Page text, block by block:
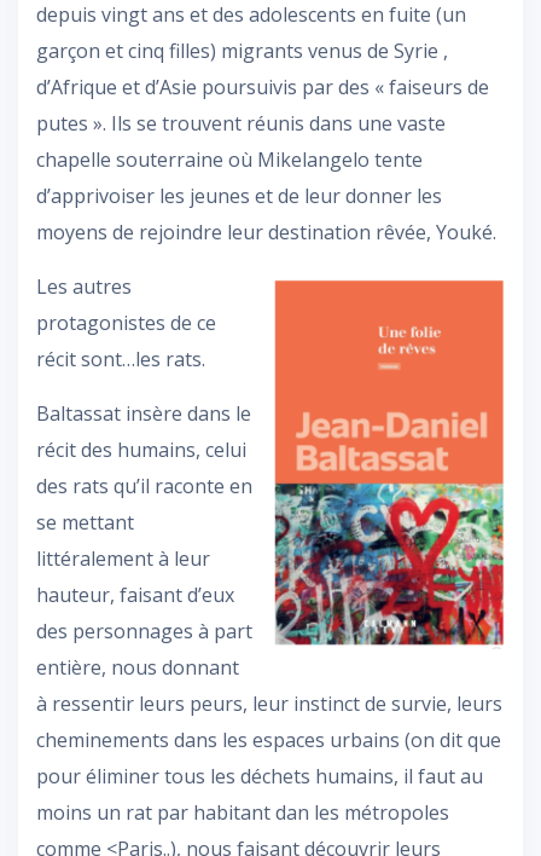
depuis vingt ans et des adolescents en fuite (un
garçon et cinq filles) migrants venus de Syrie ,
d’Afrique et d’Asie poursuivis par des « faiseurs de
putes ». Ils se trouvent réunis dans une vaste
chapelle souterraine où Mikelangelo tente
d’apprivoiser les jeunes et de leur donner les
moyens de rejoindre leur destination rêvée, Youké.
Les autres
protagonistes de ce
récit sont…les rats.
Baltassat insère dans le
récit des humains, celui
des rats qu’il raconte en
se mettant
littéralement à leur
hauteur, faisant d’eux
des personnages à part
entière, nous donnant
à ressentir leurs peurs, leur instinct de survie, leurs
cheminements dans les espaces urbains (on dit que
pour éliminer tous les déchets humains, il faut au
moins un rat par habitant dan les métropoles
comme <Paris..), nous faisant découvrir leurs